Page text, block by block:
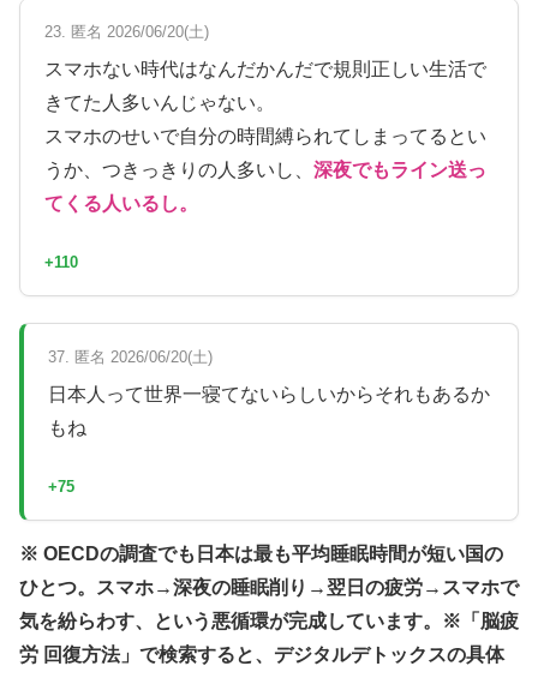
23. 匿名 2026/06/20(土)
スマホない時代はなんだかんだで規則正しい生活で
きてた人多いんじゃない。
スマホのせいで自分の時間縛られてしまってるとい
うか、つきっきりの人多いし、 深夜でもライン送っ
てくる人いるし。
+110
37. 匿名 2026/06/20(土)
日本人って世界一寝てないらしいからそれもあるか
もね
+75
※ OECDの調査でも日本は最も平均睡眠時間が短い国の
ひとつ。スマホ→深夜の睡眠削り→翌日の疲労→スマホで
気を紛らわす、という悪循環が完成しています。※「脳疲
労 回復方法」で検索すると、デジタルデトックスの具体